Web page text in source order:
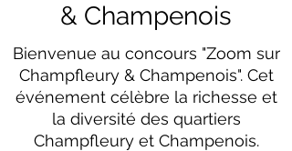
& Champenois
Bienvenue au concours "Zoom sur
Champfleury & Champenois". Cet
événement célèbre la richesse et
la diversité des quartiers
Champfleury et Champenois.